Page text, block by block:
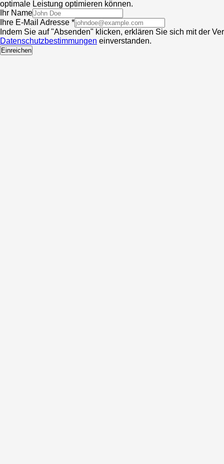
optimale Leistung optimieren können.
Ihr Name
Ihre E-Mail Adresse *
Indem Sie auf "Absenden" klicken, erklären Sie sich mit der
Datenschutzbestimmungen einverstanden.